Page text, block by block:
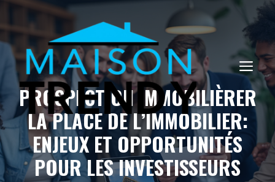
au
contenu
PROSPECTION IMMOBILIÈRER
LA PLACE DE L’IMMOBILIER:
ENJEUX ET OPPORTUNITÉS
POUR LES INVESTISSEURS